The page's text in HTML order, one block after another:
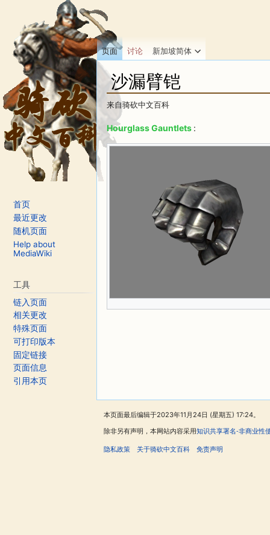
沙漏臂铠
来自骑砍中文百科
跳转至：
Hourglass Gauntlets :
页面 讨论 新加坡简体
首页
最近更改
随机页面
Help about
MediaWiki
工具
链入页面
相关更改
特殊页面
可打印版本
固定链接
页面信息
引用本页
本页面最后编辑于2023年11月24日 (星期五) 17:24。
除非另有声明，本网站内容采用知识共享署名-非商业性
隐私政策 关于骑砍中文百科 免责声明